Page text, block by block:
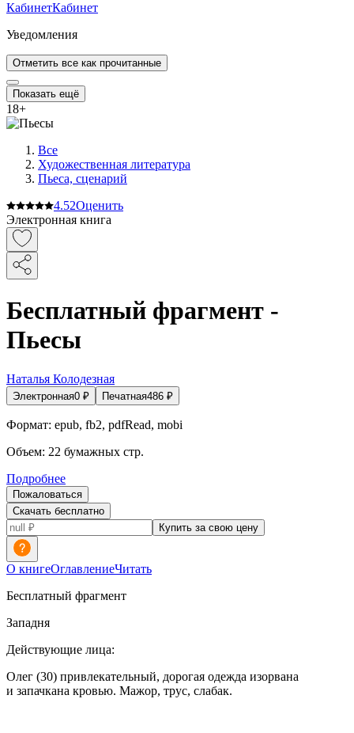
КабинетКабинет
Уведомления
Отметить все как прочитанные
Показать ещё
18+
Все
Художественная литература
Пьеса, сценарий
4.52Оценить
Электронная книга
Бесплатный фрагмент -
Пьесы
Наталья Колодезная
Электронная0 ₽ Печатная486 ₽
Формат: epub, fb2, pdfRead, mobi
Объем: 22 бумажных стр.
Подробнее
Пожаловаться
Скачать бесплатно
Купить за свою цену
О книгеОглавлениеЧитать
Бесплатный фрагмент
Западня
Действующие лица:
Олег (30) привлекательный, дорогая одежда изорвана
и запачкана кровью. Мажор, трус, слабак.